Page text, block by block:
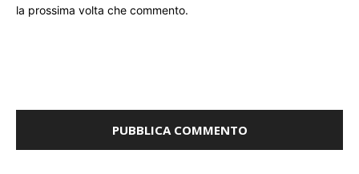
la prossima volta che commento.